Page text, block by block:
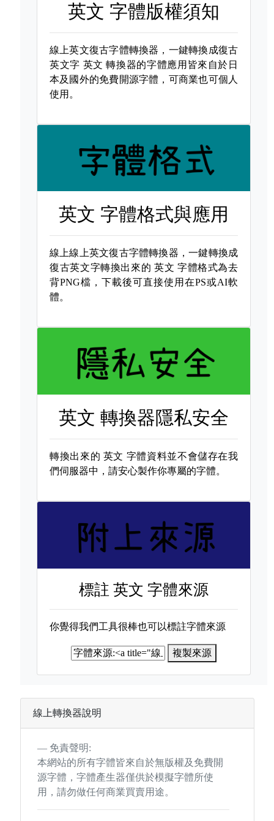
英文 字體版權須知
線上英文復古字體轉換器，一鍵轉換成復古
英文字 英文 轉換器的字體應用皆來自於日
本及國外的免費開源字體，可商業也可個人
使用。
英文 字體格式與應用
線上線上英文復古字體轉換器，一鍵轉換成
復古英文字轉換出來的 英文 字體格式為去
背PNG檔，下載後可直接使用在PS或AI軟
體。
英文 轉換器隱私安全
轉換出來的 英文 字體資料並不會儲存在我
們伺服器中，請安心製作你專屬的字體。
標註英文 字體來源
你覺得我們工具很棒也可以標註字體來源
複製來源
線上轉換器說明
免責聲明:
本網站的所有字體皆來自於無版權及免費開
源字體，字體產生器僅供於模擬字體所使
用，請勿做任何商業買賣用途。